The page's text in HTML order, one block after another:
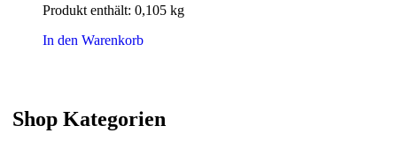
Produkt enthält: 0,105 kg
In den Warenkorb
Shop Kategorien